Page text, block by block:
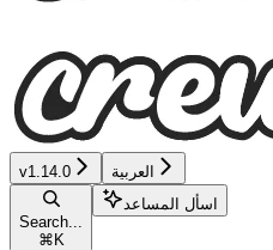
v1.14.0 العربية
Search...
⌘ K
اسأل المساعد